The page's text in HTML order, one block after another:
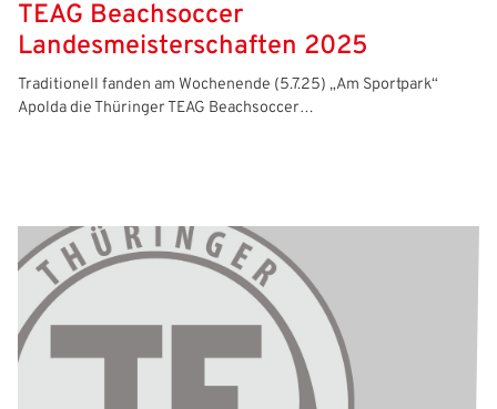
TEAG Beachsoccer
Landesmeisterschaften 2025
Traditionell fanden am Wochenende (5.7.25) „Am Sportpark“
Apolda die Thüringer TEAG Beachsoccer…